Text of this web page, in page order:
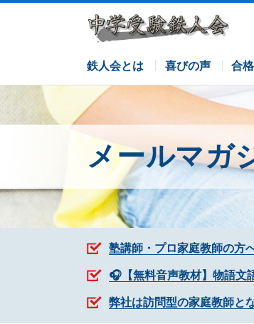
鉄人会とは 喜びの声 合
サピックスコース
栄光ゼミナールコース
メールマガ
塾講師・プロ家庭教師の方
🎧【無料音声教材】物語文
弊社は訪問型の家庭教師と